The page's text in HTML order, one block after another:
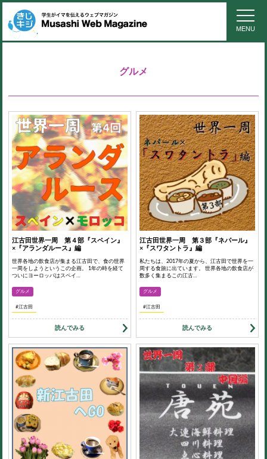
MENU
グルメ
江古田世界一周 第４部『スペイン』
×『アランダルース』編
世界各地の飲食店が集まる江古田で、食の世界
一周をしようというこの企画。 1年の時を経て
ついにヨーロッパはスペイ…
グルメ
#江古田
読んでみる
江古田世界一周 第３部『ネパール』
×『スワタントラ』編
私たちは、2017年の夏から、江古田で世界を一
周する食旅に出ています。 世界各地の飲食店が
数多く集まるこの江古…
グルメ
#江古田
読んでみる